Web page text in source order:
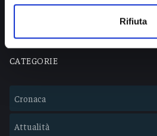
Rifiuta
Lavora con noi
CATEGORIE
Cronaca
Attualità